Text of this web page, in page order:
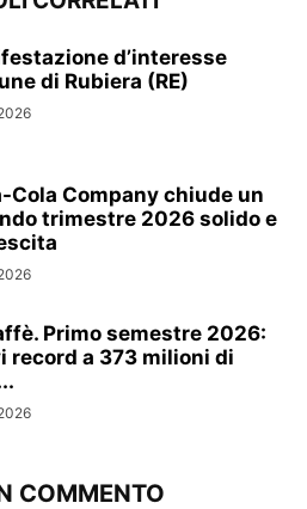
d’interesse
di Rubiera (RE)
Cola Company chiude un
trimestre 2026 solido e
Primo semestre 2026:
record a 373 milioni di
COMMENTO